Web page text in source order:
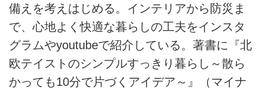
備えを考えはじめる。インテリアから防災ま
で、心地よく快適な暮らしの工夫をインスタ
グラムやyoutubeで紹介している。著書に『北
欧テイストのシンプルすっきり暮らし～散ら
かっても10分で片づくアイデア～』（マイナ